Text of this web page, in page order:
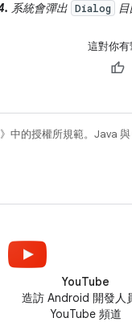
系統會彈出 Dialog
這對你有
》中的授權所規範。Java
YouTube
造訪 Android 開發人
YouTube 頻道